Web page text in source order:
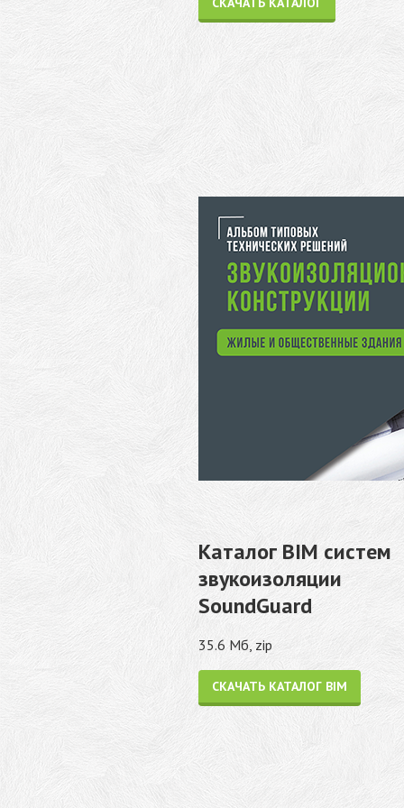
Каталог BIM систем
звукоизоляции
SoundGuard
35.6 Мб, zip
СКАЧАТЬ КАТАЛОГ BIM